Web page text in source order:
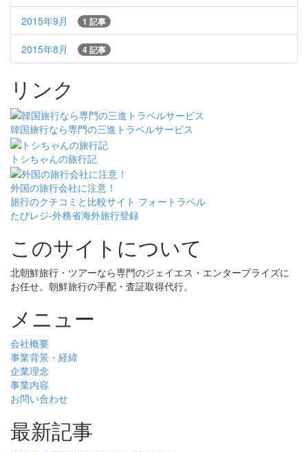
2015年9月 1 記事
2015年8月 4 記事
リンク
韓国旅行なら専門の三進トラベルサービス
トシちゃんの旅行記
外国の旅行会社に注意！
旅行のクチコミと比較サイト フォートラベル
たびレジ-外務省海外旅行登録
このサイトについて
北朝鮮旅行・ツアーなら専門のジェイエス・エンタープライズに
お任せ。朝鮮旅行の手配・査証取得代行。
メニュー
会社概要
事業背景・経緯
企業理念
事業内容
お問い合わせ
最新記事